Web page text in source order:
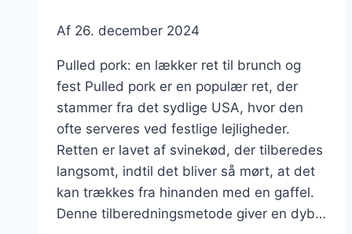
Af 26. december 2024
Pulled pork: en lækker ret til brunch og
fest Pulled pork er en populær ret, der
stammer fra det sydlige USA, hvor den
ofte serveres ved festlige lejligheder.
Retten er lavet af svinekød, der tilberedes
langsomt, indtil det bliver så mørt, at det
kan trækkes fra hinanden med en gaffel.
Denne tilberedningsmetode giver en dyb…